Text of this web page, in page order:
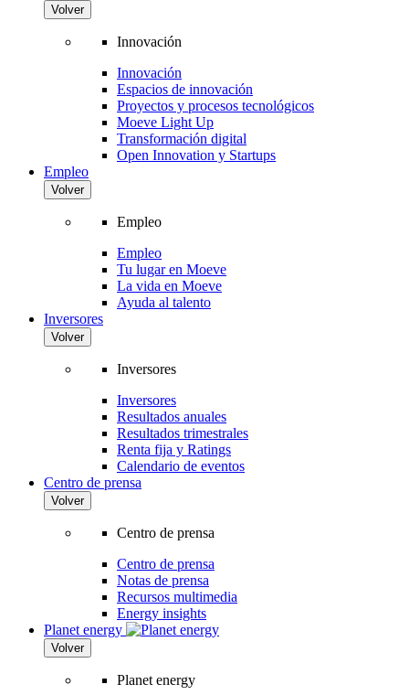
Volver
Innovación
Innovación
Espacios de innovación
Proyectos y procesos tecnológicos
Moeve Light Up
Transformación digital
Open Innovation y Startups
Empleo
Volver
Empleo
Empleo
Tu lugar en Moeve
La vida en Moeve
Ayuda al talento
Inversores
Volver
Inversores
Inversores
Resultados anuales
Resultados trimestrales
Renta fija y Ratings
Calendario de eventos
Centro de prensa
Volver
Centro de prensa
Centro de prensa
Notas de prensa
Recursos multimedia
Energy insights
Planet energy
Volver
Planet energy